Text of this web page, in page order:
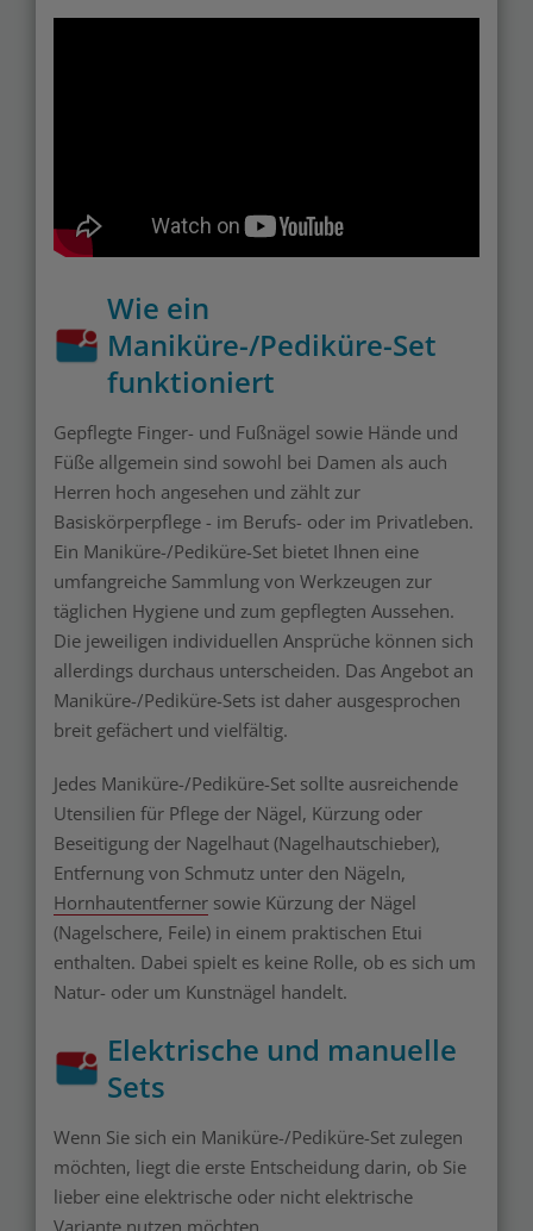
Wie ein
Maniküre-/Pediküre-Set
funktioniert
Gepflegte Finger- und Fußnägel sowie Hände und
Füße allgemein sind sowohl bei Damen als auch
Herren hoch angesehen und zählt zur
Basiskörperpflege - im Berufs- oder im Privatleben.
Ein Maniküre-/Pediküre-Set bietet Ihnen eine
umfangreiche Sammlung von Werkzeugen zur
täglichen Hygiene und zum gepflegten Aussehen.
Die jeweiligen individuellen Ansprüche können sich
allerdings durchaus unterscheiden. Das Angebot an
Maniküre-/Pediküre-Sets ist daher ausgesprochen
breit gefächert und vielfältig.
Jedes Maniküre-/Pediküre-Set sollte ausreichende
Utensilien für Pflege der Nägel, Kürzung oder
Beseitigung der Nagelhaut (Nagelhautschieber),
Entfernung von Schmutz unter den Nägeln,
Hornhautentferner sowie Kürzung der Nägel
(Nagelschere, Feile) in einem praktischen Etui
enthalten. Dabei spielt es keine Rolle, ob es sich um
Natur- oder um Kunstnägel handelt.
Elektrische und manuelle
Sets
Wenn Sie sich ein Maniküre-/Pediküre-Set zulegen
möchten, liegt die erste Entscheidung darin, ob Sie
lieber eine elektrische oder nicht elektrische